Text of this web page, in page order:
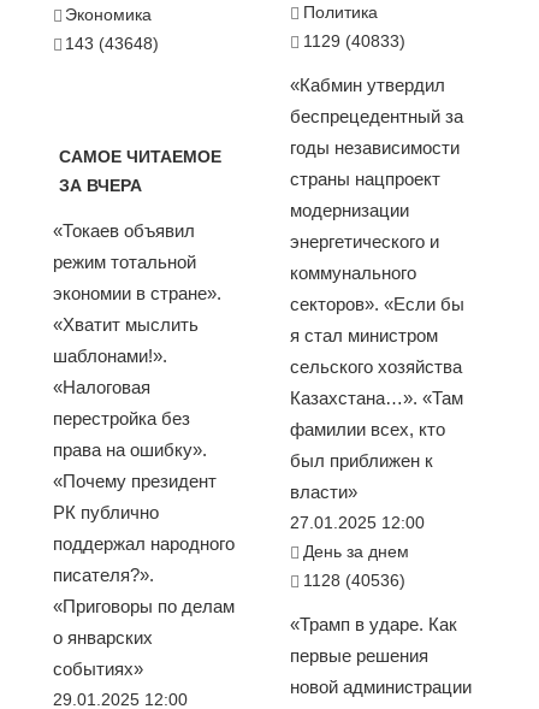
Экономика
143 (43648)
САМОЕ ЧИТАЕМОЕ
ЗА ВЧЕРА
«Токаев объявил
режим тотальной
экономии в стране».
«Хватит мыслить
шаблонами!».
«Налоговая
перестройка без
права на ошибку».
«Почему президент
РК публично
поддержал народного
писателя?».
«Приговоры по делам
о январских
событиях»
29.01.2025 12:00
Политика
1129 (40833)
«Кабмин утвердил
беспрецедентный за
годы независимости
страны нацпроект
модернизации
энергетического и
коммунального
секторов». «Если бы
я стал министром
сельского хозяйства
Казахстана…». «Там
фамилии всех, кто
был приближен к
власти»
27.01.2025 12:00
День за днем
1128 (40536)
«Трамп в ударе. Как
первые решения
новой администрации